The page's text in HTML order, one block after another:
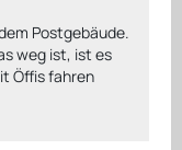
Postgebäude.
weg ist, ist es
Öffis fahren